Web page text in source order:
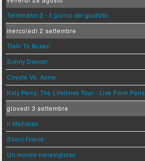
Terminator 2 - Il giorno del giudizio
mercoledì 2 settembre
Train To Busan
Sunny Dancer
Coyote Vs. Acme
Katy Perry: The Lifetimes Tour - Live From Paris
giovedì 3 settembre
Il Malloppo
Silent Friend
Un mondo meraviglioso